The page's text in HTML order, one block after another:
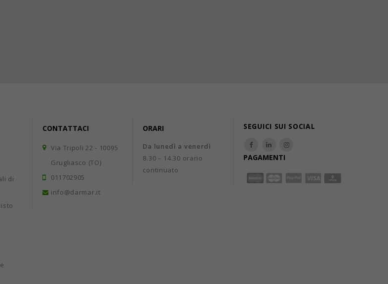
di
CONTATTACI
Via Tripoli 22 - 10095
Grugliasco (TO)
011702905
info@darmar.it
ORARI
Da lunedì a venerdì
8.30 – 14.30 orario
continuato
SEGUICI SUI SOCIAL
PAGAMENTI